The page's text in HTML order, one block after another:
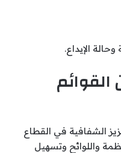
وحالة الإيداع.
الشفافية في القطاع
واللوائح وتسهيل